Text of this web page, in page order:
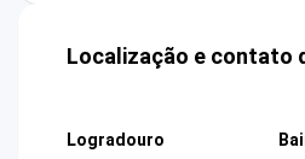
Localização e contato
Logradouro